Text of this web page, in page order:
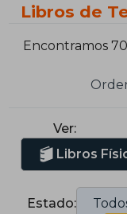
Libros de
Encontramos
Ver:
Libros
Estado: